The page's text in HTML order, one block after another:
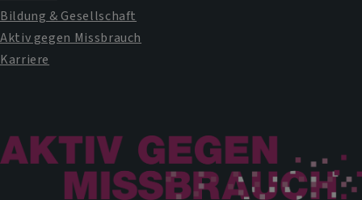
Bildung & Gesellschaft
Aktiv gegen Missbrauch
Karriere